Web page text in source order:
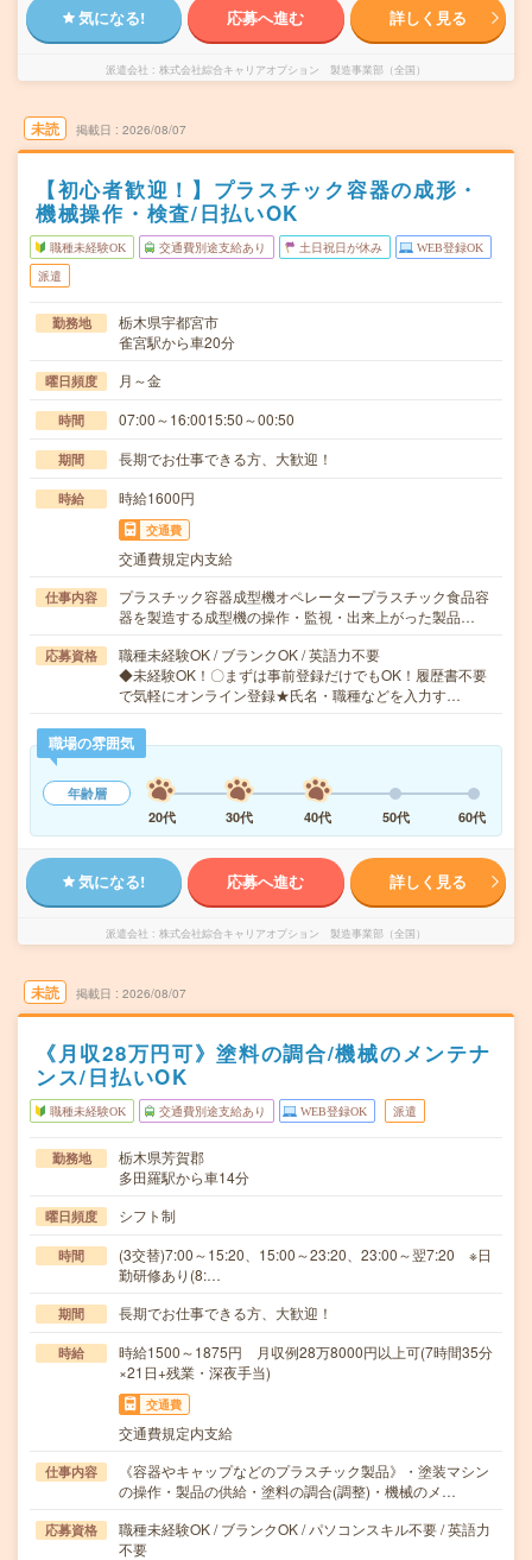
気になる! 応募へ進む 詳しく見る
派遣会社 株式会社綜合キャリアオプション 製造事業部（全国）
未読 掲載日 2026/08/07
【初心者歓迎！】プラスチック容器の成形・
機械操作・検査/日払いOK
職種未経験OK 交通費別途支給あり 土日祝日が休み WEB登録OK
派遣
勤務地
栃木県宇都宮市
雀宮駅から車20分
曜日頻度 月～金
時間 07:00～16:0015:50～00:50
期間 長期でお仕事できる方、大歓迎！
時給 時給1600円
交通費
交通費規定内支給
仕事内容
プラスチック容器成型機オペレータープラスチック食品容
器を製造する成型機の操作・監視・出来上がった製品…
応募資格
職種未経験OK / ブランクOK / 英語力不要
◆未経験OK！〇まずは事前登録だけでもOK！履歴書不要
で気軽にオンライン登録★氏名・職種などを入力す…
職場の雰囲気
年齢層
20代
30代 40代 50代 60代
気になる! 応募へ進む 詳しく見る
派遣会社 株式会社綜合キャリアオプション 製造事業部（全国）
未読 掲載日 2026/08/07
《月収28万円可》塗料の調合/機械のメンテナ
ンス/日払いOK
職種未経験OK 交通費別途支給あり WEB登録OK 派遣
勤務地
栃木県芳賀郡
多田羅駅から車14分
曜日頻度 シフト制
時間
(3交替)7:00～15:20、15:00～23:20、23:00～翌7:20 ※日
勤研修あり(8:…
期間 長期でお仕事できる方、大歓迎！
時給
時給1500～1875円 月収例28万8000円以上可(7時間35分
×21日+残業・深夜手当)
交通費
交通費規定内支給
仕事内容
《容器やキャップなどのプラスチック製品》・塗装マシン
の操作・製品の供給・塗料の調合(調整)・機械のメ…
応募資格
職種未経験OK / ブランクOK / パソコンスキル不要 / 英語力
不要